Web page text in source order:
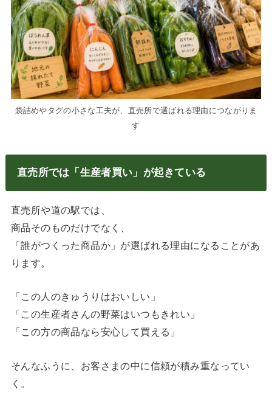
袋詰めやタグの小さな工夫が、直売所で選ばれる理由につながりま
す
直売所では「生産者買い」が起きている
直売所や道の駅では、
商品そのものだけでなく、
「誰がつくった商品か」が選ばれる理由になることがあ
ります。
「この人のきゅうりはおいしい」
「この生産者さんの野菜はいつもきれい」
「この方の商品なら安心して買える」
そんなふうに、お客さまの中に信頼が積み重なってい
く。